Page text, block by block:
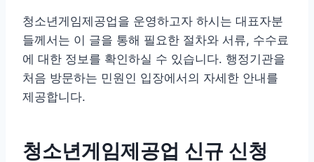
청소년게임제공업을 운영하고자 하시는 대표자분
들께서는 이 글을 통해 필요한 절차와 서류, 수수료
에 대한 정보를 확인하실 수 있습니다. 행정기관을
처음 방문하는 민원인 입장에서의 자세한 안내를
제공합니다.
청소년게임제공업 신규 신청